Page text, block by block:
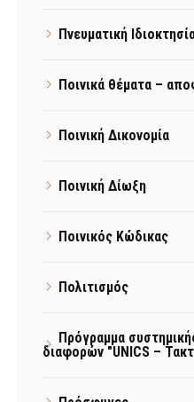
Πνευματική
Ποινικά θέματα –
Ποινική Δικονομία
Ποινική Δίωξη
Ποινικός Κώδικας
Πολιτισμός
Πρόγραμμα
διαφορών "UNICS –